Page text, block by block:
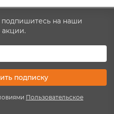
подпишитесь на наши
подписку
Пользовательское